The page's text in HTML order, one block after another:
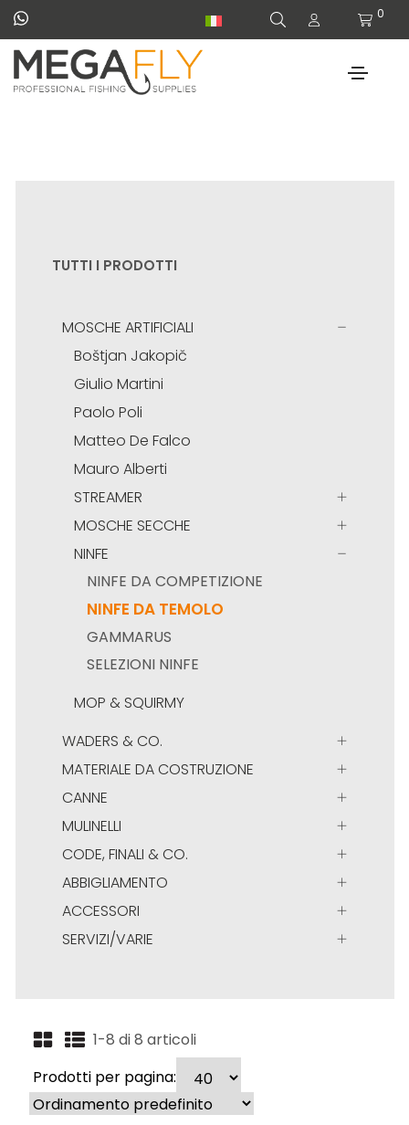
0
TUTTI I PRODOTTI
MOSCHE ARTIFICIALI
Boštjan Jakopič
Giulio Martini
Paolo Poli
Matteo De Falco
Mauro Alberti
STREAMER
MOSCHE SECCHE
NINFE
NINFE DA COMPETIZIONE
NINFE DA TEMOLO
GAMMARUS
SELEZIONI NINFE
MOP & SQUIRMY
WADERS & CO.
MATERIALE DA COSTRUZIONE
CANNE
MULINELLI
CODE, FINALI & CO.
ABBIGLIAMENTO
ACCESSORI
SERVIZI/VARIE
1-8 di 8 articoli
Prodotti per pagina: